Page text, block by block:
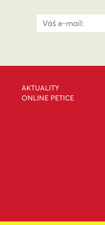
AKTUALITY
ONLINE PETICE